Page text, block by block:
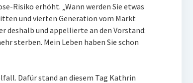
Risiko erhöht. „Wann werden Sie etwas
und vierten Generation vom Markt
deshalb und appellierte an den Vorstand:
sterben. Mein Leben haben Sie schon
Dafür stand an diesem Tag Kathrin